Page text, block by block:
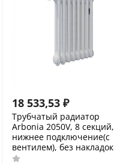
18 533,53 ₽
Трубчатый радиатор
Arbonia 2050V, 8 секций,
нижнее подключение(с
вентилем), без накладок